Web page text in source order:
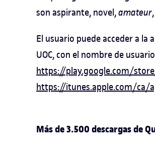
son aspirante, novel,amateur
El usuario puede acceder a la
UOC, con el nombre de
https://play.google.com/
https://itunes.apple.com/ca/
Más de 3.500 descargas de